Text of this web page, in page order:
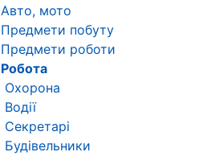
Авто, мото
Предмети побуту
Предмети роботи
Робота
Охорона
Водії
Секретарі
Будівельники